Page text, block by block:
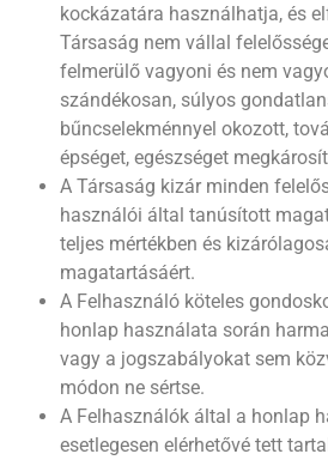
kockázatára használhatja, és
Társaság nem vállal
felmerülő vagyoni és nem
szándékosan, súlyos
bűncselekménnyel okozott,
épséget, egészséget
A Társaság kizár minden
használói által tanúsított
teljes mértékben és
magatartásáért.
A Felhasználó köteles
honlap használata során
vagy a jogszabályokat sem
módon ne sértse.
A Felhasználók által a honlap
esetlegesen elérhetővé tett